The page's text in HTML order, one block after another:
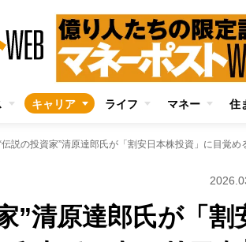
キャリア ライフ マネー 住
”清原達郎氏が「割